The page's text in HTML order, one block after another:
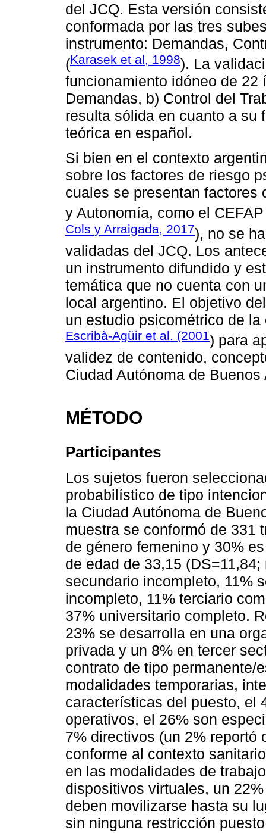
del JCQ. Esta versión
conformada por las tres
instrumento: Demandas,
(Karasek et al, 1998). La
funcionamiento idóneo de
Demandas, b) Control del
resulta sólida en cuanto a su
teórica en español.
Si bien en el contexto
sobre los factores de riesgo
cuales se presentan factores
y Autonomía, como el
Cols y Arraigada, 2017), no se
validadas del JCQ. Los
un instrumento difundido y
temática que no cuenta con
local argentino. El objetivo
un estudio psicométrico de
Escribà-Agüir et al. (2001) para
validez de contenido,
Ciudad Autónoma de
MÉTODO
Participantes
Los sujetos fueron
probabilístico de tipo
la Ciudad Autónoma de
muestra se conformó de 331
de género femenino y 30%
de edad de 33,15
secundario incompleto, 11%
incompleto, 11% terciario
37% universitario completo.
23% se desarrolla en una
privada y un 8% en tercer
contrato de tipo permanente/
modalidades temporarias,
características del puesto, el
operativos, el 26% son
7% directivos (un 2% reportó
conforme al contexto
en las modalidades de
dispositivos virtuales, un
deben movilizarse hasta su
sin ninguna restricción